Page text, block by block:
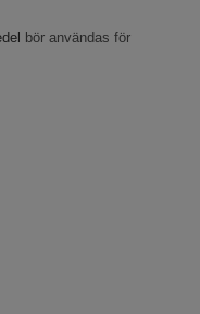
bör användas för